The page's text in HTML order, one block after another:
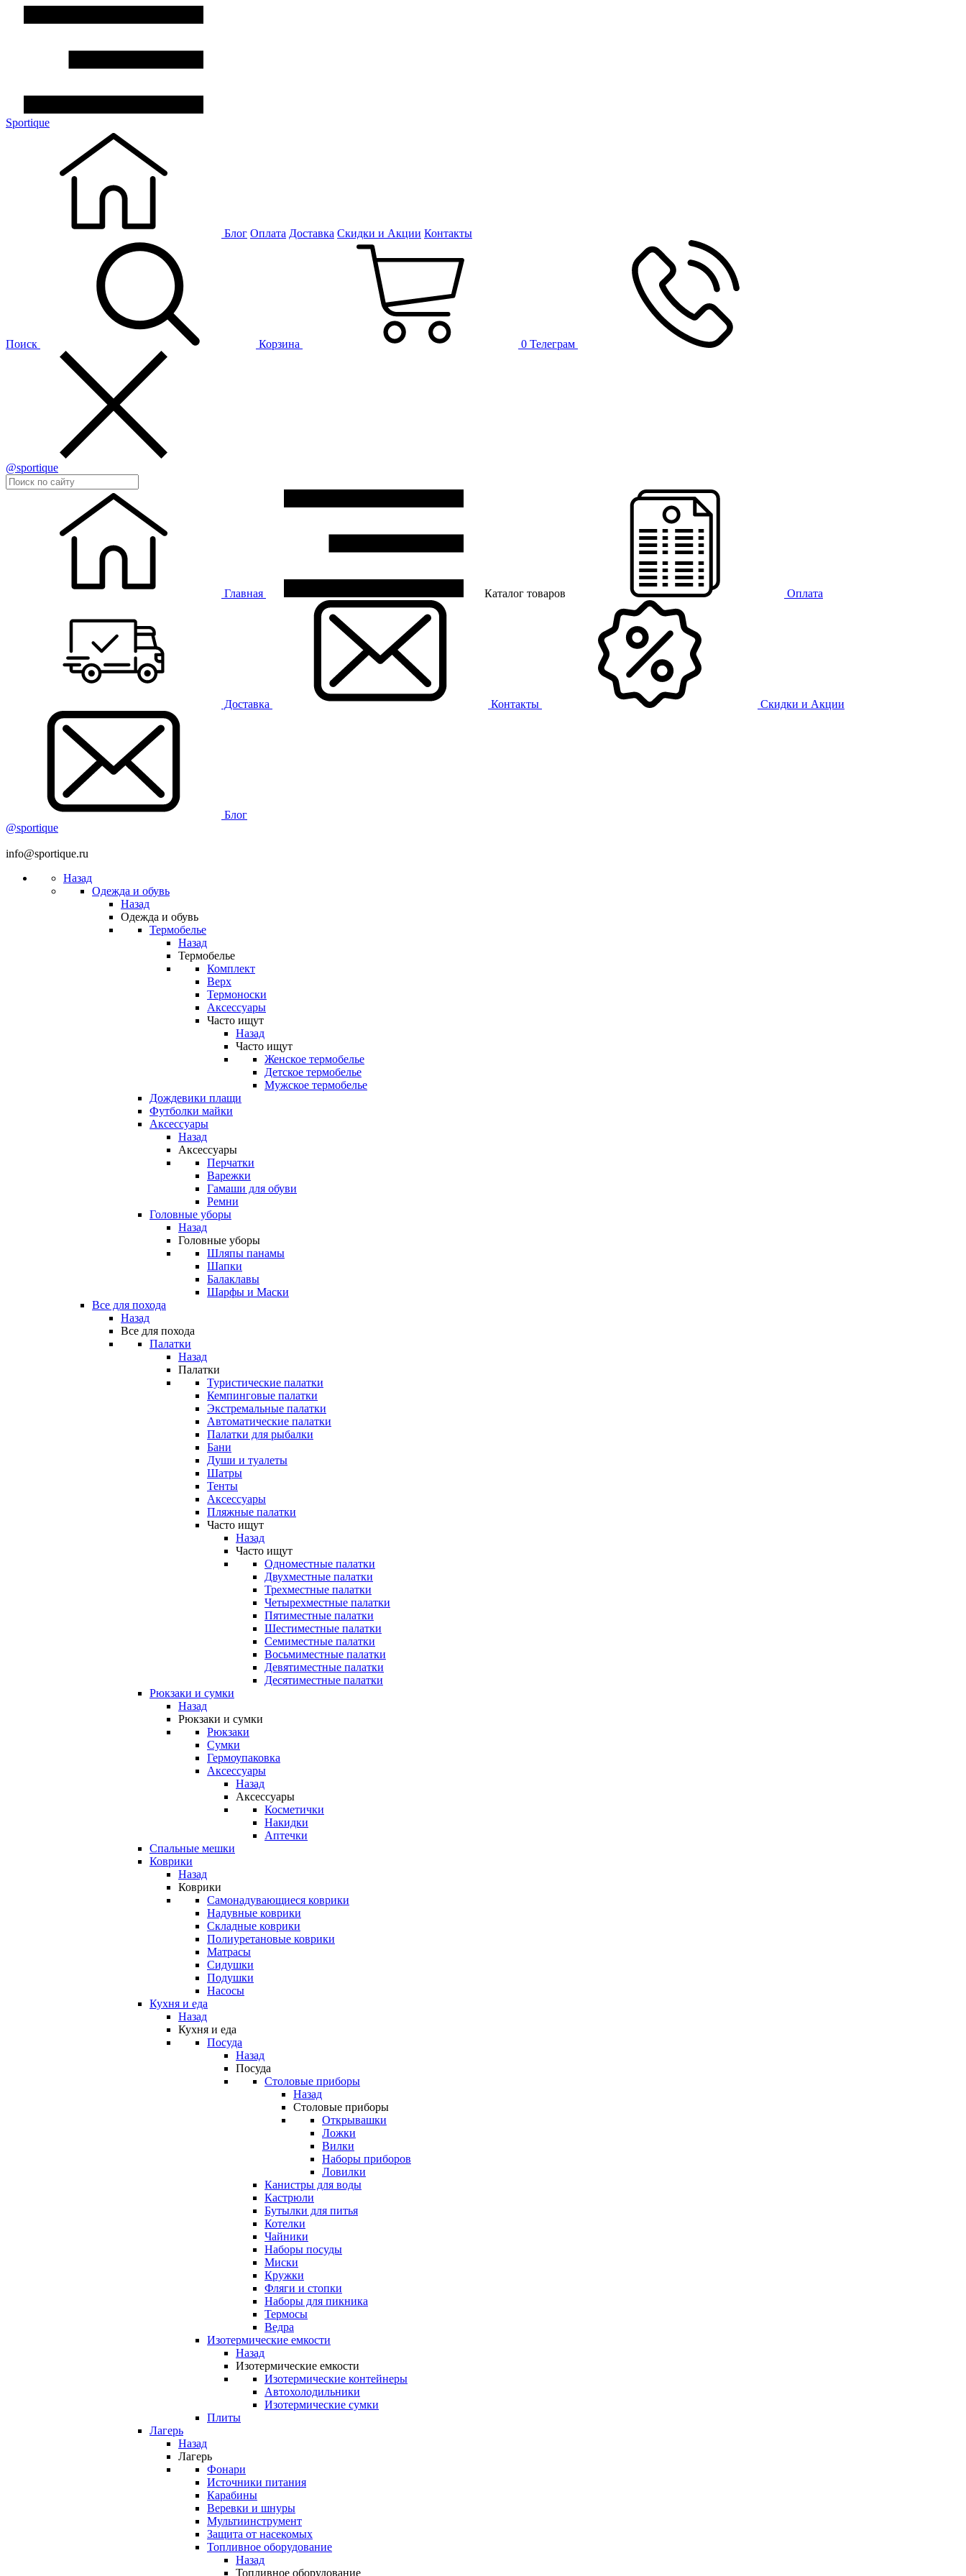
Sportique
Блог Оплата Доставка Скидки и Акции Контакты
Поиск Корзина 0 Телеграм
@sportique
Главная Каталог товаров Оплата
Доставка Контакты Скидки и Акции
Блог
@sportique
info@sportique.ru
Назад
Одежда и обувь
Назад
Одежда и обувь
Термобелье
Назад
Термобелье
Комплект
Верх
Термоноски
Аксессуары
Часто ищут
Назад
Часто ищут
Женское термобелье
Детское термобелье
Мужское термобелье
Дождевики плащи
Футболки майки
Аксессуары
Назад
Аксессуары
Перчатки
Варежки
Гамаши для обуви
Ремни
Головные уборы
Назад
Головные уборы
Шляпы панамы
Шапки
Балаклавы
Шарфы и Маски
Все для похода
Назад
Все для похода
Палатки
Назад
Палатки
Туристические палатки
Кемпинговые палатки
Экстремальные палатки
Автоматические палатки
Палатки для рыбалки
Бани
Души и туалеты
Шатры
Тенты
Аксессуары
Пляжные палатки
Часто ищут
Назад
Часто ищут
Одноместные палатки
Двухместные палатки
Трехместные палатки
Четырехместные палатки
Пятиместные палатки
Шестиместные палатки
Семиместные палатки
Восьмиместные палатки
Девятиместные палатки
Десятиместные палатки
Рюкзаки и сумки
Назад
Рюкзаки и сумки
Рюкзаки
Сумки
Гермоупаковка
Аксессуары
Назад
Аксессуары
Косметички
Накидки
Аптечки
Спальные мешки
Коврики
Назад
Коврики
Самонадувающиеся коврики
Надувные коврики
Складные коврики
Полиуретановые коврики
Матрасы
Сидушки
Подушки
Насосы
Кухня и еда
Назад
Кухня и еда
Посуда
Назад
Посуда
Столовые приборы
Назад
Столовые приборы
Открывашки
Ложки
Вилки
Наборы приборов
Ловилки
Канистры для воды
Кастрюли
Бутылки для питья
Котелки
Чайники
Наборы посуды
Миски
Кружки
Фляги и стопки
Наборы для пикника
Термосы
Ведра
Изотермические емкости
Назад
Изотермические емкости
Изотермические контейнеры
Автохолодильники
Изотермические сумки
Плиты
Лагерь
Назад
Лагерь
Фонари
Источники питания
Карабины
Веревки и шнуры
Мультиинструмент
Защита от насекомых
Топливное оборудование
Назад
Топливное оборудование